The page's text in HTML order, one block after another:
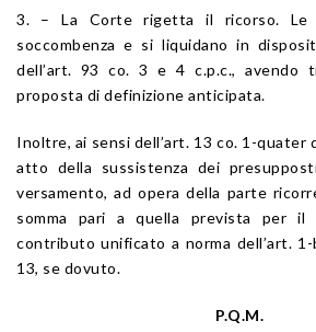
3. – La Corte rigetta il ricorso. Le
soccombenza e si liquidano in
dell’art. 93 co. 3 e 4 c.p.c., avendo
proposta di definizione anticipata.
Inoltre, ai sensi dell’art. 13 co. 1-quater
atto della sussistenza dei
versamento, ad opera della parte
somma pari a quella prevista per
contributo unificato a norma dell’art.
13, se dovuto.
P.Q.M.